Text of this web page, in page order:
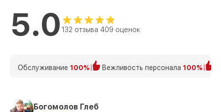
5.0 132 отзыва 409 оценок
Обслуживание 100% Вежливость персонала 100%
Богомолов Глеб